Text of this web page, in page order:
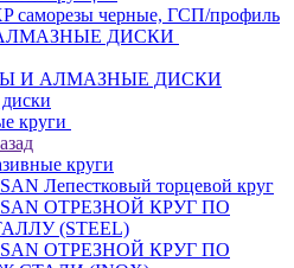
саморезы черные, ГСП/профиль
ДИСКИ
И АЛМАЗНЫЕ ДИСКИ
круги
круги
Лепестковый торцевой круг
ОТРЕЗНОЙ КРУГ ПО
(STEEL)
ОТРЕЗНОЙ КРУГ ПО